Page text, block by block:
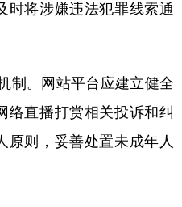
时将涉嫌违法犯罪线索通
。网站平台应建立健全
络直播打赏相关投诉和纠
原则，妥善处置未成年人